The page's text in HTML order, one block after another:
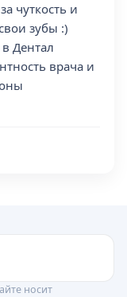
чуткость и
зубы :)
Дентал
врача и
носит